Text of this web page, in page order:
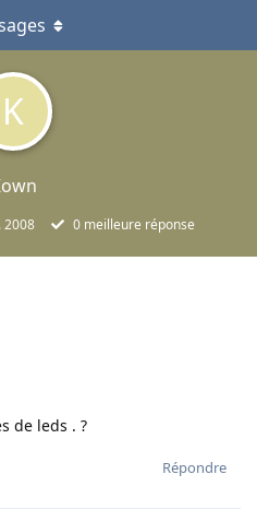
K
2008 0 meilleure réponse
de leds . ?
Répondre